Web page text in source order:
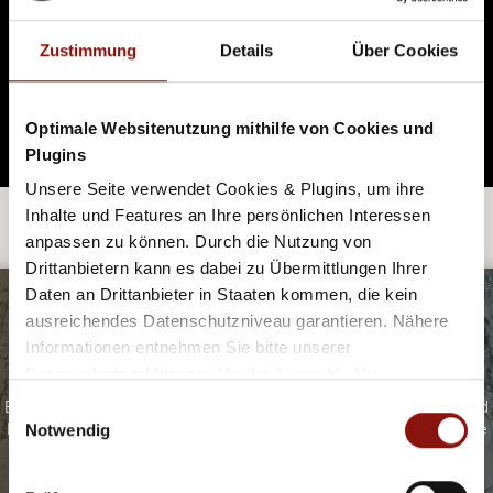
Zustimmung Details Über Cookies
Optimale Websitenutzung mithilfe von Cookies und
Plugins
Unsere Seite verwendet Cookies & Plugins, um ihre
Inhalte und Features an Ihre persönlichen Interessen
anpassen zu können. Durch die Nutzung von
Drittanbietern kann es dabei zu Übermittlungen Ihrer
Daten an Drittanbieter in Staaten kommen, die kein
ausreichendes Datenschutzniveau garantieren. Nähere
Informationen entnehmen Sie bitte unserer
Cookies und Drittanbietern (inkl. Drittstaaten-
Einwilligungsauswahl
Notwendig
viele davon aus lokalen und globalen Microbreweries.
Beim kleinen (oder großen) Hunger zwischendurch
überzeugt die wechselnde Speisekarte mit ihren
saisonalen Zutaten. Vegetarier:innen kommen hier ebenso
gemütliche Terrasse!
WEITER STÖBERN:.
©Viennissima
CAFÉS UND BISTROS IN WIENS MUSEEN
Egal ob für den kleinen Hunger zwischendurch, für Kaffee und
Kuchen oder einen Lunch. Diese Museen bieten für jeden eine